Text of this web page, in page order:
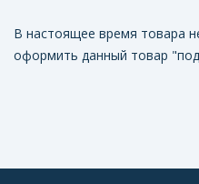
В настоящее время товара
оформить данный товар "под